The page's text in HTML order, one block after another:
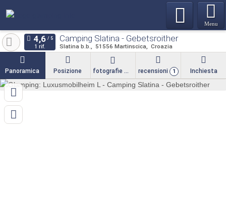
Menu
Camping Slatina - Gebetsroither
Slatina b.b. 51556 Martinscica Croazia
1 rif.
Panoramica Posizione fotografie recensioni 1 Inchiesta